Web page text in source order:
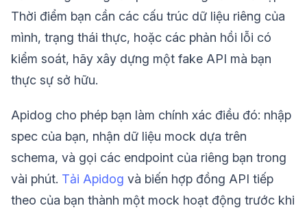
Thời điểm bạn cần các cấu trúc dữ liệu riêng của
mình, trạng thái thực, hoặc các phản hồi lỗi có
kiểm soát, hãy xây dựng một fake API mà bạn
thực sự sở hữu.
Apidog cho phép bạn làm chính xác điều đó: nhập
spec của bạn, nhận dữ liệu mock dựa trên
schema, và gọi các endpoint của riêng bạn trong
vài phút. Tải Apidog và biến hợp đồng API tiếp
theo của bạn thành một mock hoạt động trước khi